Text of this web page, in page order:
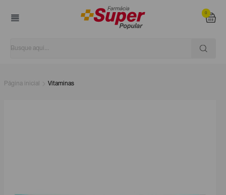
0
Página inicial Vitaminas